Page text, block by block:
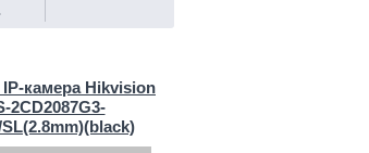
Hikvision
2CD2087G3-
SL(2.8mm)(black)